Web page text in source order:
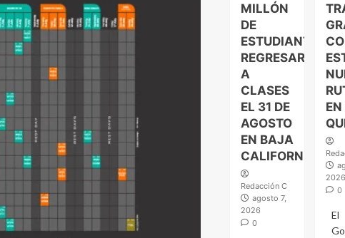
MILLÓN
DE
ESTUDIANTES
REGRESARÁN
A
CLASES
EL 31 DE
AGOSTO
EN BAJA
CALIFORNIA
Redacción C
agosto 7,
2026
0
2026
0
El